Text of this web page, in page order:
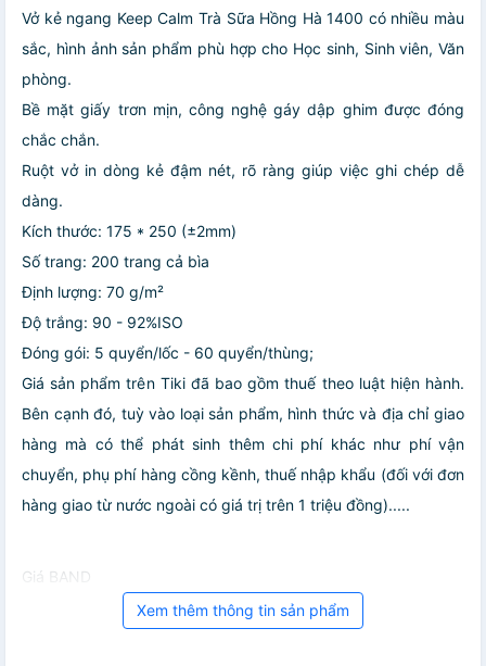
Vở kẻ ngang Keep Calm Trà Sữa Hồng Hà 1400 có nhiều màu
sắc, hình ảnh sản phẩm phù hợp cho Học sinh, Sinh viên, Văn
phòng.
Bề mặt giấy trơn mịn, công nghệ gáy dập ghim được đóng
chắc chắn.
Ruột vở in dòng kẻ đậm nét, rõ ràng giúp việc ghi chép dễ
dàng.
Kích thước: 175 * 250 (±2mm)
Số trang: 200 trang cả bìa
Định lượng: 70 g/m²
Độ trắng: 90 - 92%ISO
Đóng gói: 5 quyển/lốc - 60 quyển/thùng;
Giá sản phẩm trên Tiki đã bao gồm thuế theo luật hiện hành.
Bên cạnh đó, tuỳ vào loại sản phẩm, hình thức và địa chỉ giao
hàng mà có thể phát sinh thêm chi phí khác như phí vận
chuyển, phụ phí hàng cồng kềnh, thuế nhập khẩu (đối với đơn
hàng giao từ nước ngoài có giá trị trên 1 triệu đồng).....
Giá BAND
Xem thêm thông tin sản phẩm